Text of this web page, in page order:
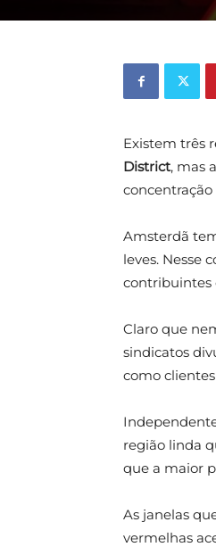
Existem três
District, mas
Amsterdã
leves. Nesse
contribuintes
Claro que
sindicatos
como
região linda
que a maior
As janelas
vermelhas